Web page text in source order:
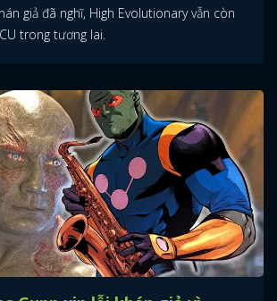
giả đã nghĩ, High Evolutionary vẫn còn
trong tương lai.